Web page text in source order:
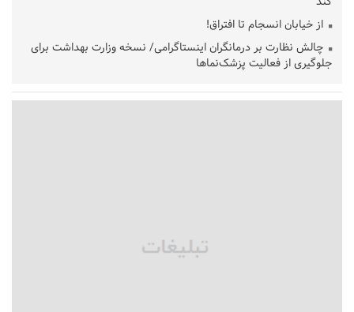
از خیابان انسجام تا افتراق!
چالش نظارت بر درمانگران اینستاگرامی/ نسخه وزارت بهداشت برای
جلوگیری از فعالیت پزشک‌نماها
امیر اکرمی‌نیا: ارتش کاملاً آماده است